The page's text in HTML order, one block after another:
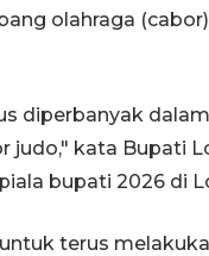
olahraga
diperbanyak
kata Bupati
bupati 2026 di
terus